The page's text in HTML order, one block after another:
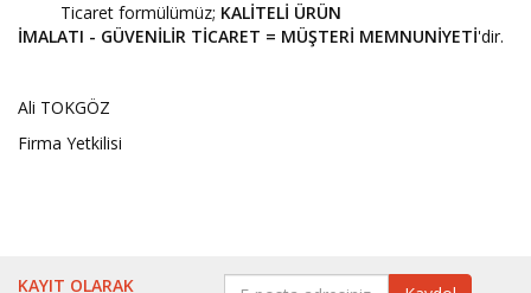
Ticaret formülümüz; KALİTELİ ÜRÜN
İMALATI - GÜVENİLİR TİCARET = MÜŞTERİ MEMNUNİYETİ'dir.
Ali TOKGÖZ
Firma Yetkilisi
KAYIT OLARAK